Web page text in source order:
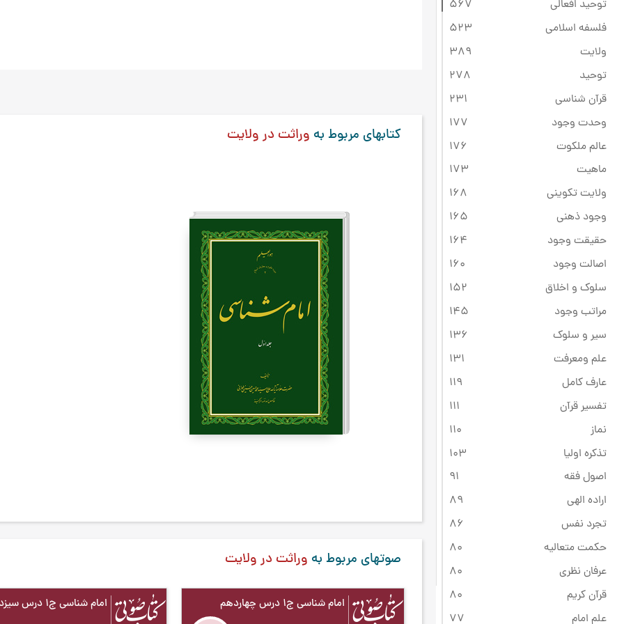
توحید افعالی
567
فلسفه اسلامی
523
ولایت
389
توحید
278
قرآن شناسی
231
وحدت وجود
177
عالم ملکوت
176
ماهیت
173
ولایت تکوینی
168
وجود ذهنی
165
حقیقت وجود
164
اصالت وجود
160
سلوک و اخلاق
152
مراتب وجود
145
سیر و سلوک
136
علم ومعرفت
131
عارف کامل
119
تفسیر قرآن
111
نماز
110
تذکره اولیا
103
اصول فقه
91
اراده الهی
89
تجرد نفس
86
حکمت متعالیه
80
عرفان نظری
80
قرآن کریم
80
علم امام
77
کتابهای مربوط به وراثت در ولایت
صوتهای مربوط به وراثت در ولایت
امام شناسی ج1 درس چهاردهم امام شناسی ج1 درس سیزدهم